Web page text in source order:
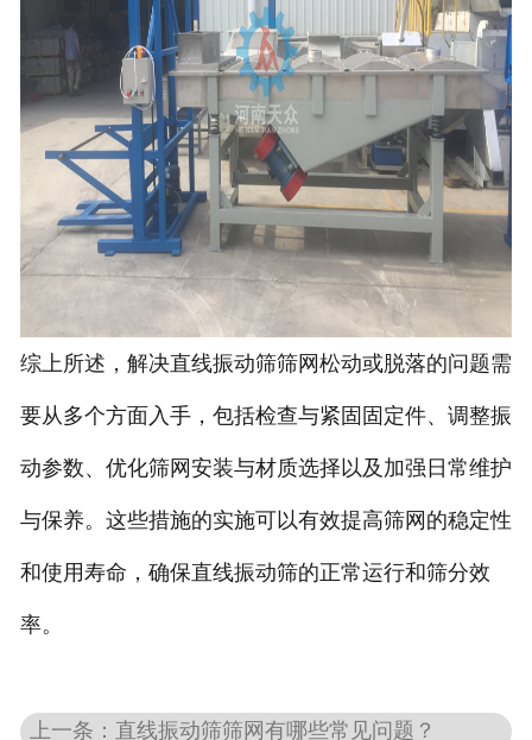
综上所述，解决直线振动筛筛网松动或脱落的问题需
要从多个方面入手，包括检查与紧固固定件、调整振
动参数、优化筛网安装与材质选择以及加强日常维护
与保养。这些措施的实施可以有效提高筛网的稳定性
和使用寿命，确保直线振动筛的正常运行和筛分效
率。
上一条：直线振动筛筛网有哪些常见问题？